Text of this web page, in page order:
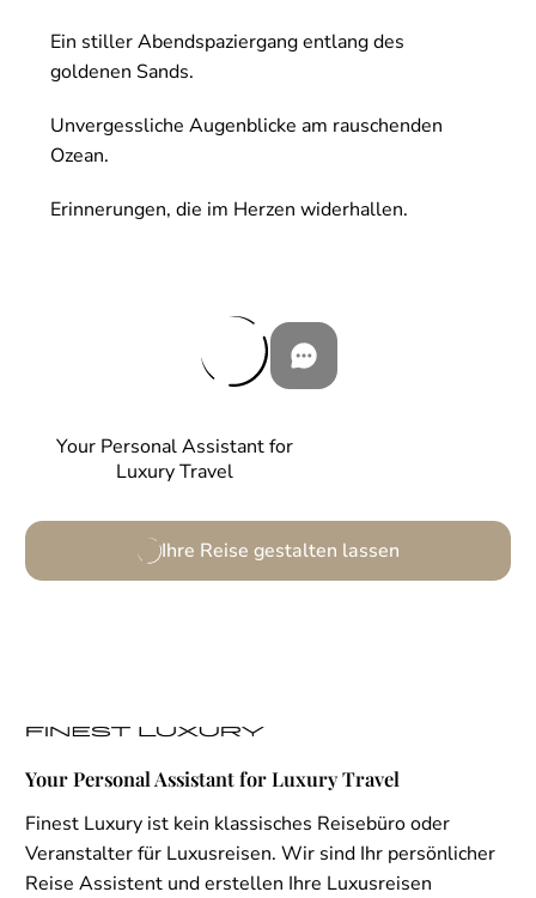
Your Personal Assistant for
Luxury Travel
Ihre Reise gestalten lassen
Ein stiller Abendspaziergang entlang des
goldenen Sands.
Unvergessliche Augenblicke am rauschenden
Ozean.
Erinnerungen, die im Herzen widerhallen.
Your Personal Assistant for Luxury Travel
Finest Luxury ist kein klassisches Reisebüro oder
Veranstalter für Luxusreisen. Wir sind Ihr persönlicher
Reise Assistent und erstellen Ihre Luxusreisen